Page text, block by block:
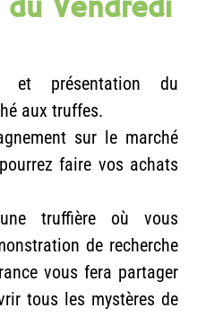
ation.
locale
formid
able.
chaqu
e fois !
du Vendredi
et présentation du
aux truffes.
sur le marché
faire vos achats
truffière où vous
de recherche
vous fera partager
tous les mystères de